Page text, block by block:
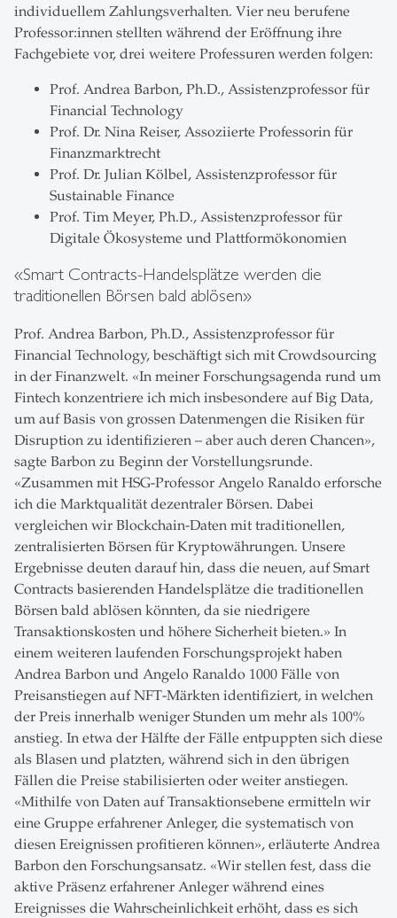
individuellem Zahlungsverhalten. Vier neu berufene
Professor:innen stellten während der Eröffnung ihre
Fachgebiete vor, drei weitere Professuren werden folgen:
Prof. Andrea Barbon, Ph.D., Assistenzprofessor für
Financial Technology
Prof. Dr. Nina Reiser, Assoziierte Professorin für
Finanzmarktrecht
Prof. Dr. Julian Kölbel, Assistenzprofessor für
Sustainable Finance
Prof. Tim Meyer, Ph.D., Assistenzprofessor für
Digitale Ökosysteme und Plattformökonomien
«Smart Contracts-Handelsplätze werden die
traditionellen Börsen bald ablösen»
Prof. Andrea Barbon, Ph.D., Assistenzprofessor für
Financial Technology, beschäftigt sich mit Crowdsourcing
in der Finanzwelt. «In meiner Forschungsagenda rund um
Fintech konzentriere ich mich insbesondere auf Big Data,
um auf Basis von grossen Datenmengen die Risiken für
Disruption zu identifizieren – aber auch deren Chancen»,
sagte Barbon zu Beginn der Vorstellungsrunde.
«Zusammen mit HSG-Professor Angelo Ranaldo erforsche
ich die Marktqualität dezentraler Börsen. Dabei
vergleichen wir Blockchain-Daten mit traditionellen,
zentralisierten Börsen für Kryptowährungen. Unsere
Ergebnisse deuten darauf hin, dass die neuen, auf Smart
Contracts basierenden Handelsplätze die traditionellen
Börsen bald ablösen könnten, da sie niedrigere
Transaktionskosten und höhere Sicherheit bieten.» In
einem weiteren laufenden Forschungsprojekt haben
Andrea Barbon und Angelo Ranaldo 1000 Fälle von
Preisanstiegen auf NFT-Märkten identifiziert, in welchen
der Preis innerhalb weniger Stunden um mehr als 100%
anstieg. In etwa der Hälfte der Fälle entpuppten sich diese
als Blasen und platzten, während sich in den übrigen
Fällen die Preise stabilisierten oder weiter anstiegen.
«Mithilfe von Daten auf Transaktionsebene ermitteln wir
eine Gruppe erfahrener Anleger, die systematisch von
diesen Ereignissen profitieren können», erläuterte Andrea
Barbon den Forschungsansatz. «Wir stellen fest, dass die
aktive Präsenz erfahrener Anleger während eines
Ereignisses die Wahrscheinlichkeit erhöht, dass es sich